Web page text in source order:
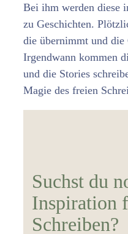
Bei ihm werden diese
zu Geschichten.
die übernimmt und die
Irgendwann kommen
und die Stories
Magie des freien
Suchst du
Inspiration
Schreiben?